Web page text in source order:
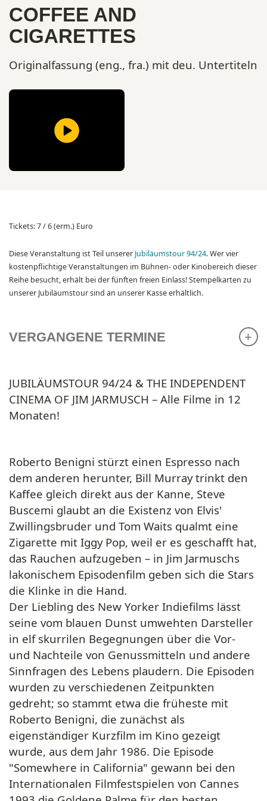
COFFEE AND
CIGARETTES
Originalfassung (eng., fra.) mit deu. Untertiteln
JUBILÄUMSTOUR 94/24 & THE INDEPENDENT
CINEMA OF JIM JARMUSCH – Alle Filme in 12
Monaten!
Roberto Benigni stürzt einen Espresso nach
dem anderen herunter, Bill Murray trinkt den
Kaffee gleich direkt aus der Kanne, Steve
Buscemi glaubt an die Existenz von Elvis'
Zwillingsbruder und Tom Waits qualmt eine
Zigarette mit Iggy Pop, weil er es geschafft hat,
das Rauchen aufzugeben – in Jim Jarmuschs
lakonischem Episodenfilm geben sich die Stars
die Klinke in die Hand.
Der Liebling des New Yorker Indiefilms lässt
seine vom blauen Dunst umwehten Darsteller
in elf skurrilen Begegnungen über die Vor-
und Nachteile von Genussmitteln und andere
Sinnfragen des Lebens plaudern. Die Episoden
wurden zu verschiedenen Zeitpunkten
gedreht; so stammt etwa die früheste mit
Roberto Benigni, die zunächst als
eigenständiger Kurzfilm im Kino gezeigt
wurde, aus dem Jahr 1986. Die Episode
"Somewhere in California" gewann bei den
Internationalen Filmfestspielen von Cannes
Tickets: 7 / 6 (erm.) Euro
Diese Veranstaltung ist Teil unserer Jubiläumstour 94/24. Wer vier
kostenpflichtige Veranstaltungen im Bühnen- oder Kinobereich dieser
Reihe besucht, erhält bei der fünften freien Einlass!Stempelkarten zu
unserer Jubiläumstour sind an unserer Kasseerhältlich.
VERGANGENE TERMINE